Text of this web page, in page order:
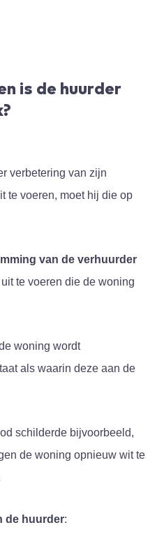
is de huurder
verbetering van zijn
te voeren, moet hij die op
van de verhuurder
te voeren die de woning
woning wordt
als waarin deze aan de
schilderde bijvoorbeeld,
de woning opnieuw wit te
de huurder: